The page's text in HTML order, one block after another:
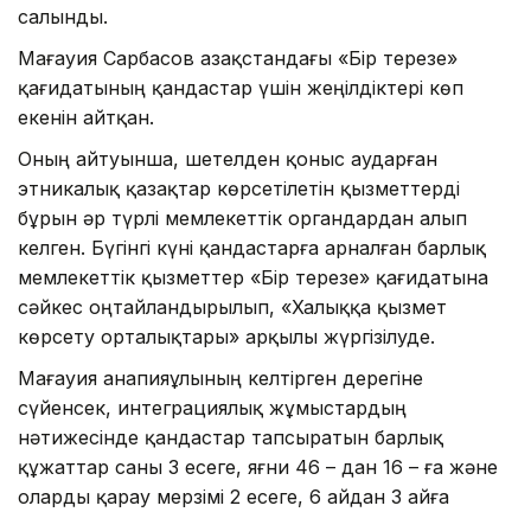
салынды.
Мағауия Сарбасов Қазақстандағы «Бір терезе»
қағидатының қандастар үшін жеңілдіктері көп
екенін айтқан.
Оның айтуынша, шетелден қоныс аударған
этникалық қазақтар көрсетілетін қызметтерді
бұрын әр түрлі мемлекеттік органдардан алып
келген. Бүгінгі күні қандастарға арналған барлық
мемлекеттік қызметтер «Бір терезе» қағидатына
сәйкес оңтайландырылып, «Халыққа қызмет
көрсету орталықтары» арқылы жүргізілуде.
Мағауия Қанапияұлының келтірген дерегіне
сүйенсек, интеграциялық жұмыстардың
нәтижесінде қандастар тапсыратын барлық
құжаттар саны 3 есеге, яғни 46 – дан 16 – ға және
оларды қарау мерзімі 2 есеге, 6 айдан 3 айға